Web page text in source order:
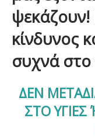
ψεκάζουν!
κίνδυνος
συχνά στο
ΔΕΝ
ΣΤΟ